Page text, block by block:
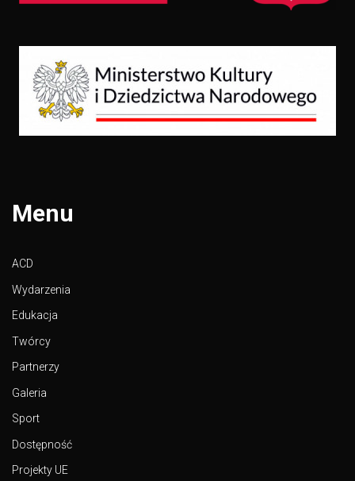
Menu
ACD
Wydarzenia
Edukacja
Twórcy
Partnerzy
Galeria
Sport
Dostępność
Projekty UE